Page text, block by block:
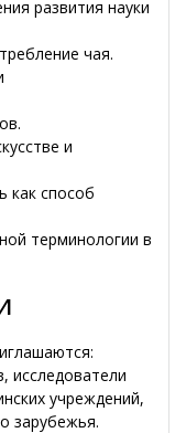
развития науки
чая.
и
как способ
терминологии в
исследователи
учреждений,
зарубежья.